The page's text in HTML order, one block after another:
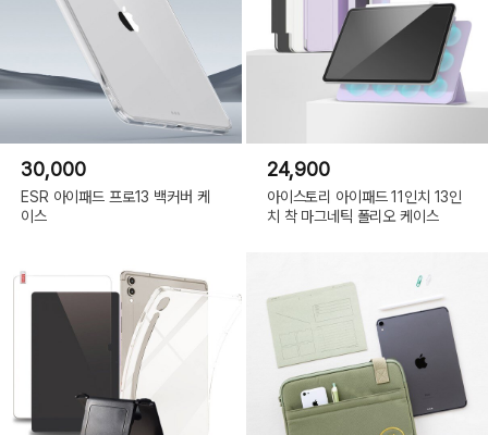
30,000
ESR 아이패드 프로13 백커버 케
이스
24,900
아이스토리 아이패드 11인치 13인
치 착 마그네틱 폴리오 케이스